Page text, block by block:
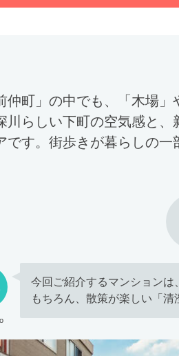
仲町」の中でも、「木場
川らしい下町の空気感と
です。街歩きが暮らしの一
今回ご紹介するマンションは
もちろん、散策が楽しい「